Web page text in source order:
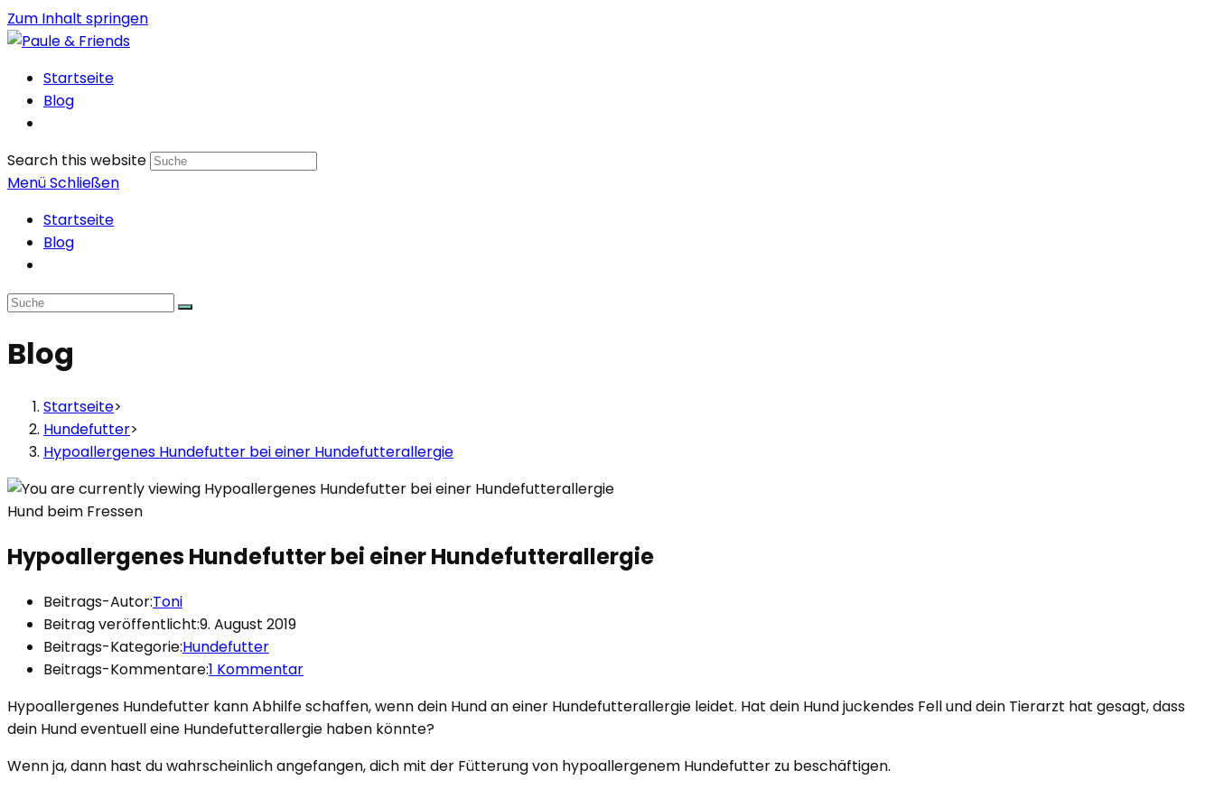
Zum Inhalt springen
Startseite
Blog
Search this website
MenüSchließen
Startseite
Blog
Blog
Startseite>
Hundefutter>
Hypoallergenes Hundefutter bei einer Hundefutterallergie
Hund beim Fressen
Hypoallergenes Hundefutter bei einer Hundefutterallergie
Beitrags-Autor:Toni
Beitrag veröffentlicht:9. August 2019
Beitrags-Kategorie:Hundefutter
Beitrags-Kommentare:1 Kommentar
Hypoallergenes Hundefutter kann Abhilfe schaffen, wenn dein Hund an einer Hundefutterallergie leidet. Hat dein Hund juckendes Fell und dein Tierarzt hat gesagt, dass
dein Hund eventuell eine Hundefutterallergie haben könnte?
Wenn ja, dann hast du wahrscheinlich angefangen, dich mit der Fütterung von hypoallergenem Hundefutter zu beschäftigen.